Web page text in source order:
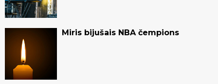
Miris bijušais NBA čempions